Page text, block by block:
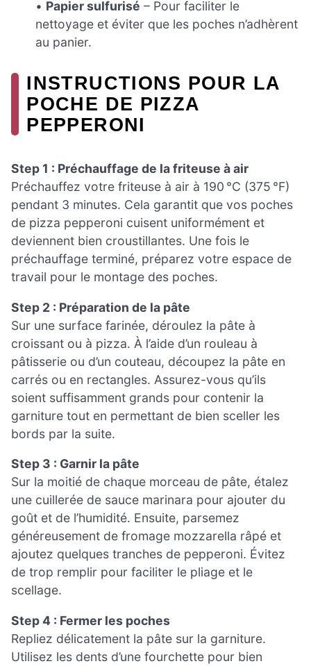
• Papier sulfurisé – Pour faciliter le
nettoyage et éviter que les poches n’adhèrent
au panier.
INSTRUCTIONS POUR LA
POCHE DE PIZZA
PEPPERONI
Step 1 : Préchauffage de la friteuse à air
Préchauffez votre friteuse à air à 190 °C (375 °F)
pendant 3 minutes. Cela garantit que vos poches
de pizza pepperoni cuisent uniformément et
deviennent bien croustillantes. Une fois le
préchauffage terminé, préparez votre espace de
travail pour le montage des poches.
Step 2 : Préparation de la pâte
Sur une surface farinée, déroulez la pâte à
croissant ou à pizza. À l’aide d’un rouleau à
pâtisserie ou d’un couteau, découpez la pâte en
carrés ou en rectangles. Assurez-vous qu’ils
soient suffisamment grands pour contenir la
garniture tout en permettant de bien sceller les
bords par la suite.
Step 3 : Garnir la pâte
Sur la moitié de chaque morceau de pâte, étalez
une cuillerée de sauce marinara pour ajouter du
goût et de l’humidité. Ensuite, parsemez
généreusement de fromage mozzarella râpé et
ajoutez quelques tranches de pepperoni. Évitez
de trop remplir pour faciliter le pliage et le
scellage.
Step 4 : Fermer les poches
Repliez délicatement la pâte sur la garniture.
Utilisez les dents d’une fourchette pour bien